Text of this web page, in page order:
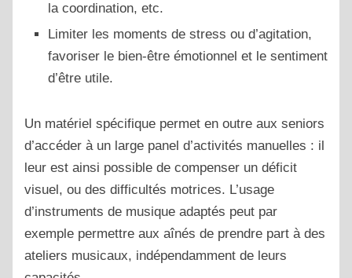
la coordination, etc.
Limiter les moments de stress ou d’agitation,
favoriser le bien-être émotionnel et le sentiment
d’être utile.
Un matériel spécifique permet en outre aux seniors
d’accéder à un large panel d’activités manuelles : il
leur est ainsi possible de compenser un déficit
visuel, ou des difficultés motrices. L’usage
d’instruments de musique adaptés peut par
exemple permettre aux aînés de prendre part à des
ateliers musicaux, indépendamment de leurs